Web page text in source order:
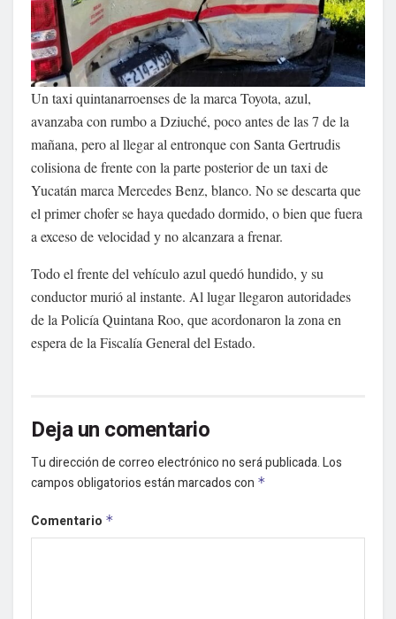
Un taxi quintanarroenses de la marca Toyota, azul,
avanzaba con rumbo a Dziuché, poco antes de las 7 de la
mañana, pero al llegar al entronque con Santa Gertrudis
colisiona de frente con la parte posterior de un taxi de
Yucatán marca Mercedes Benz, blanco. No se descarta que
el primer chofer se haya quedado dormido, o bien que fuera
a exceso de velocidad y no alcanzara a frenar.
Todo el frente del vehículo azul quedó hundido, y su
conductor murió al instante. Al lugar llegaron autoridades
de la Policía Quintana Roo, que acordonaron la zona en
espera de la Fiscalía General del Estado.
Deja un comentario
Tu dirección de correo electrónico no será publicada.Los
campos obligatorios están marcados con *
Comentario *